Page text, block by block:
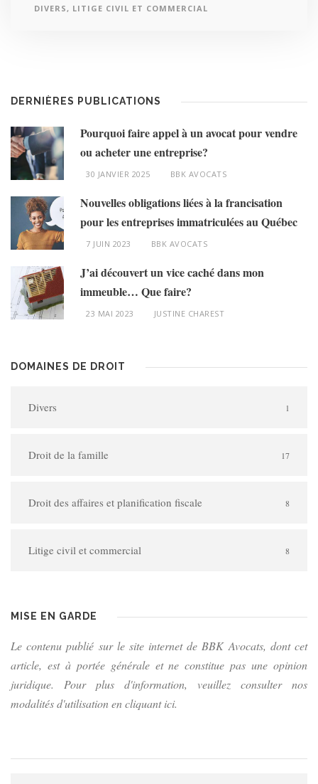
DIVERS, LITIGE CIVIL ET COMMERCIAL
DERNIÈRES PUBLICATIONS
Pourquoi faire appel à un avocat pour vendre
ou acheter une entreprise?
30 JANVIER 2025 BBK AVOCATS
Nouvelles obligations liées à la francisation
pour les entreprises immatriculées au Québec
7 JUIN 2023 BBK AVOCATS
J’ai découvert un vice caché dans mon
immeuble… Que faire?
23 MAI 2023 JUSTINE CHAREST
DOMAINES DE DROIT
Divers 1
Droit de la famille 17
Droit des affaires et planification fiscale 8
Litige civil et commercial 8
MISE EN GARDE
Le contenu publié sur le site internet de BBK Avocats, dont cet
article, est à portée générale et ne constitue pas une opinion
juridique. Pour plus d'information, veuillez consulter nos
modalités d'utilisation en cliquant ici.